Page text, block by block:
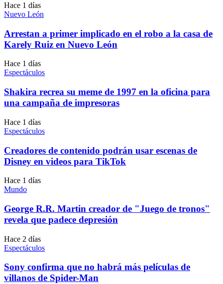
Hace 1 días
Nuevo León
Arrestan a primer implicado en el robo a la casa de
Karely Ruiz en Nuevo León
Hace 1 días
Espectáculos
Shakira recrea su meme de 1997 en la oficina para
una campaña de impresoras
Hace 1 días
Espectáculos
Creadores de contenido podrán usar escenas de
Disney en videos para TikTok
Hace 1 días
Mundo
George R.R. Martin creador de "Juego de tronos"
revela que padece depresión
Hace 2 días
Espectáculos
Sony confirma que no habrá más películas de
villanos de Spider-Man